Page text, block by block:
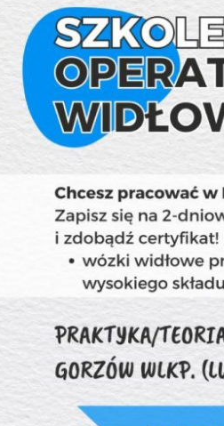
W Niemczech istnieje
jakości usług
zdrowotnych lub
4.
Istnieją organizacje i
integracji społecznej,
szkoleniowe.
nowych znajomości.
5.
Niemcy oferują
migrantom w dalszym
programów